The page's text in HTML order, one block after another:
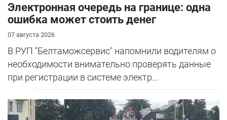
Электронная очередь на границе: одна
ошибка может стоить денег
07 августа 2026
В РУП "Белтаможсервис" напомнили водителям о
необходимости внимательно проверять данные
при регистрации в системе электр...